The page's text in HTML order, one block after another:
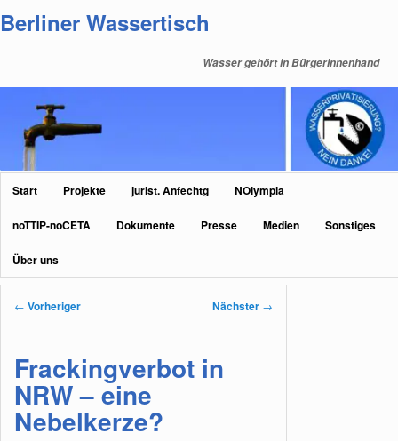
primären
Berliner Wassertisch
Wasser gehört in BürgerInnenhand
Hauptmenü
Start Projekte jurist. Anfechtg NOlympia
noTTIP-noCETA Dokumente Presse Medien Sonstiges
Über uns
Beitragsnavigation
← Vorheriger Nächster →
Frackingverbot in
NRW – eine
Nebelkerze?